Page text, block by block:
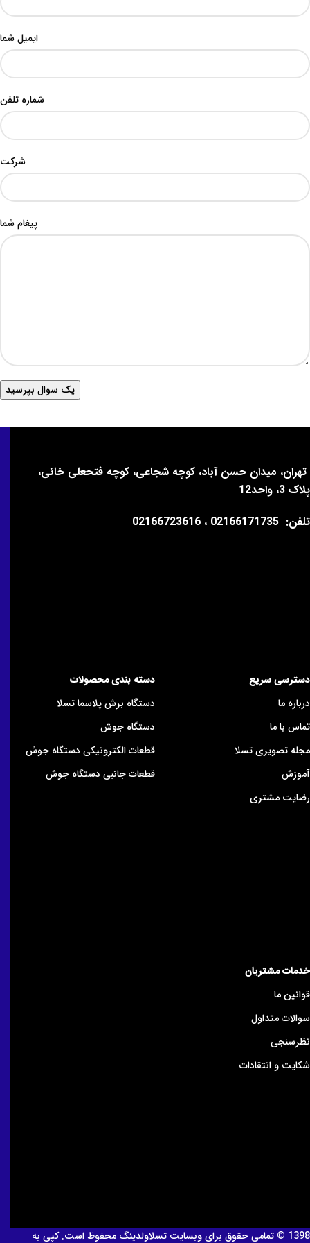
ایمیل شما
شماره تلفن
شرکت
پیغام شما
تهران، میدان حسن آباد، کوچه شجاعی، کوچه فتحعلی خانی،
پلاک 3، واحد12
تلفن:
دسترسی سریع
درباره ما
تماس با ما
مجله تصویری تسلا
آموزش
رضایت مشتری
دسته بندی محصولات
دستگاه برش پلاسما تسلا
دستگاه جوش
قطعات الکترونیکی دستگاه جوش
قطعات جانبی دستگاه جوش
خدمات مشتریان
قوانین ما
سوالات متداول
نظرسنجی
شکایت و انتقادات
1398 © تمامی حقوق برای وبسایت تسلاولدینگ محفوظ است. کپی به